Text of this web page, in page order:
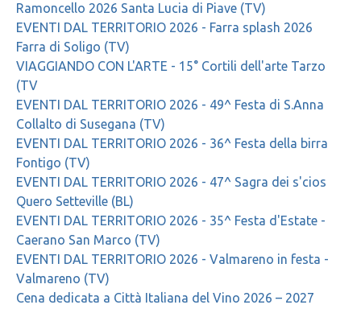
Ramoncello 2026 Santa Lucia di Piave (TV)
EVENTI DAL TERRITORIO 2026 - Farra splash 2026
Farra di Soligo (TV)
VIAGGIANDO CON L'ARTE - 15° Cortili dell'arte Tarzo
(TV
EVENTI DAL TERRITORIO 2026 - 49^ Festa di S.Anna
Collalto di Susegana (TV)
EVENTI DAL TERRITORIO 2026 - 36^ Festa della birra
Fontigo (TV)
EVENTI DAL TERRITORIO 2026 - 47^ Sagra dei s'cios
Quero Setteville (BL)
EVENTI DAL TERRITORIO 2026 - 35^ Festa d'Estate -
Caerano San Marco (TV)
EVENTI DAL TERRITORIO 2026 - Valmareno in festa -
Valmareno (TV)
Cena dedicata a Città Italiana del Vino 2026 – 2027